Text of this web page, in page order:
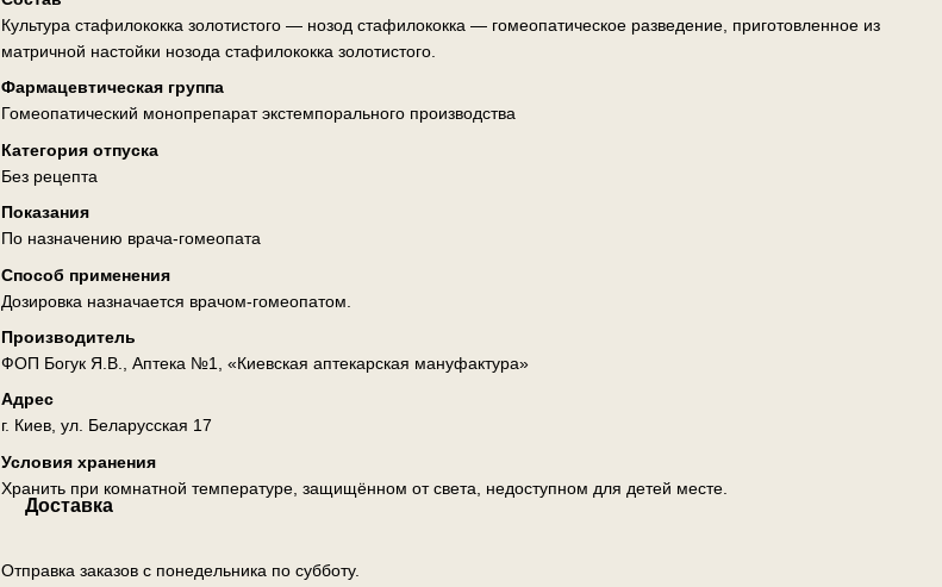
Культура стафилококка золотистого — нозод стафилококка — гомеопатическое разведение, приготовленное из
матричной настойки нозода стафилококка золотистого.
Фармацевтическая группа
Гомеопатический монопрепарат экстемпорального производства
Категория отпуска
Без рецепта
Показания
По назначению врача-гомеопата
Способ применения
Дозировка назначается врачом-гомеопатом.
Производитель
ФОП Богук Я.В., Аптека №1, «Киевская аптекарская мануфактура»
Адрес
г. Киев, ул. Беларусская 17
Условия хранения
Хранить при комнатной температуре, защищённом от света, недоступном для детей месте.
Доставка
Отправка заказов с понедельника по субботу.